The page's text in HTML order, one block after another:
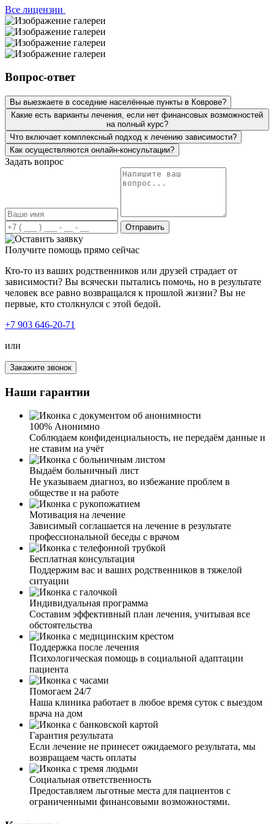
наркоцентре . Зависимость оказалась слишком сильной,
благодаря профессиональной команде специалистов и
программе, я смог преодолеть свою зависимость
полностью. Мне предоставили все необходимые
ресурсы и поддержку во время стационарного лечения.
Я нашел в себе силы бороться с желаниями и научился
здоровому образу жизни. Теперь я чувствую себя
свободным от наркотиков и готов начать новую главу в
своей жизни. Я рекомендую клинику всем, кто ищет
настоящую помощь
Искренне благодарна вам за своё лечение! Моя жизнь
была разрушена из-за употребления наркотиков. Я сама
приняла решение и нашла вашу клинику, обсудили и
проговорили все интересующие меня вопросы о
реабилитации. Я получила такую колоссальную
поддержку и помощь, начала лечение. Ваш подход, ваш
профессионализм, всё на столько зацепило меня. Опыт
других зависимых — у меня нет слов. Мой стаж более 5
лет, и тут вы мне показываете новую и счастливую
жизнь без наркотиков. Во что я и поверить уже не
могла. Огромное вам спасибо!
Я был вынужден прибегнуть к принудительной
госпитализации матери. Более 15 лет она находилась в
алкогольной зависимости, и сама предпринимать какие-
то действия не хотела. Я благодарен вашей команде
наркологов за оперативность и чёткость действий. В
клинике мать получила огромнейший опыт и знания,
как справляться со своими эмоциями, тревогой,
агрессией, тягой к алкоголю. Большое вам спасибо, что
у неё сейчас новая и светлая жизнь!
Все лицензии
Вопрос-ответ
Вы выезжаете в соседние населённые пункты в Коврове?
Какие есть варианты лечения, если нет финансовых возможностей
на полный курс?
Что включает комплексный подход к лечению зависимости?
Как осуществляются онлайн-консультации?
Задать вопрос
Отправить
Получите помощь прямо сейчас
Кто-то из ваших родственников или друзей страдает от
зависимости? Вы всячески пытались помочь, но в результате
человек все равно возвращался к прошлой жизни? Вы не
первые, кто столкнулся с этой бедой.
+7 903 646-20-71
или
Закажите звонок
Наши гарантии
100% Анонимно
Соблюдаем конфиденциальность, не передаём данные и
не ставим на учёт
Выдаём больничный лист
Не указываем диагноз, во избежание проблем в
обществе и на работе
Мотивация на лечение
Зависимый соглашается на лечение в результате
профессиональной беседы с врачом
Бесплатная консультация
Поддержим вас и ваших родственников в тяжелой
ситуации
Индивидуальная программа
Составим эффективный план лечения, учитывая все
обстоятельства
Поддержка после лечения
Психологическая помощь в социальной адаптации
пациента
Помогаем 24/7
Наша клиника работает в любое время суток с выездом
врача на дом
Гарантия результата
Если лечение не принесет ожидаемого результата, мы
возвращаем часть оплаты
Социальная ответственность
Предоставляем льготные места для пациентов с
ограниченными финансовыми возможностями.